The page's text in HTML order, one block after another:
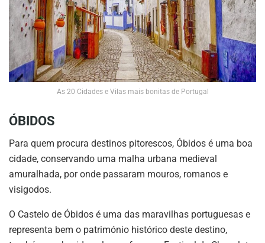
As 20 Cidades e Vilas mais bonitas de Portugal
ÓBIDOS
Para quem procura destinos pitorescos, Óbidos é uma boa
cidade, conservando uma malha urbana medieval
amuralhada, por onde passaram mouros, romanos e
visigodos.
O Castelo de Óbidos é uma das maravilhas portuguesas e
representa bem o património histórico deste destino,